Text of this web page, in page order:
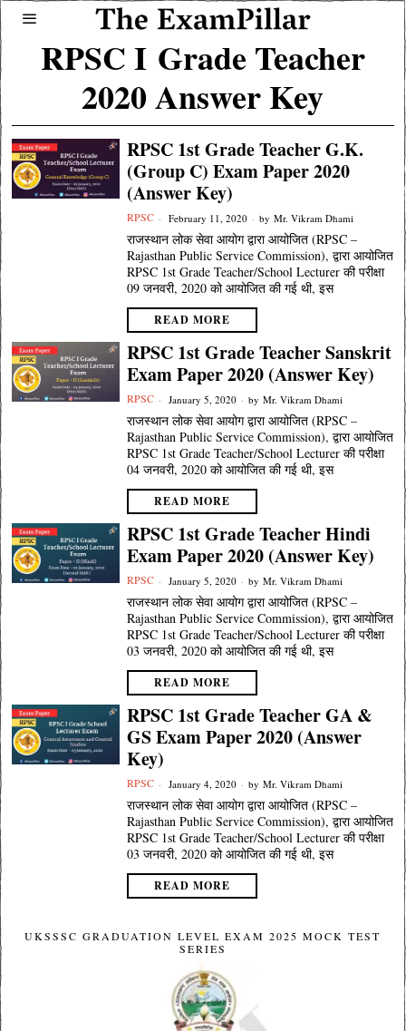
RPSC I Grade Teacher
2020 Answer Key
RPSC 1st Grade Teacher G.K.
(Group C) Exam Paper 2020
(Answer Key)
RPSC February 11, 2020 by Mr. Vikram Dhami
राजस्थान लोक सेवा आयोग द्वारा आयोजित (RPSC –
Rajasthan Public Service Commission), द्वारा आयोजित
RPSC 1st Grade Teacher/School Lecturer की परीक्षा
09 जनवरी, 2020 को आयोजित की गई थी, इस
READ MORE
RPSC 1st Grade Teacher Sanskrit
Exam Paper 2020 (Answer Key)
RPSC January 5, 2020 by Mr. Vikram Dhami
राजस्थान लोक सेवा आयोग द्वारा आयोजित (RPSC –
Rajasthan Public Service Commission), द्वारा आयोजित
RPSC 1st Grade Teacher/School Lecturer की परीक्षा
04 जनवरी, 2020 को आयोजित की गई थी, इस
READ MORE
RPSC 1st Grade Teacher Hindi
Exam Paper 2020 (Answer Key)
RPSC January 5, 2020 by Mr. Vikram Dhami
राजस्थान लोक सेवा आयोग द्वारा आयोजित (RPSC –
Rajasthan Public Service Commission), द्वारा आयोजित
RPSC 1st Grade Teacher/School Lecturer की परीक्षा
03 जनवरी, 2020 को आयोजित की गई थी, इस
READ MORE
RPSC 1st Grade Teacher GA &
GS Exam Paper 2020 (Answer
Key)
RPSC January 4, 2020 by Mr. Vikram Dhami
राजस्थान लोक सेवा आयोग द्वारा आयोजित (RPSC –
Rajasthan Public Service Commission), द्वारा आयोजित
RPSC 1st Grade Teacher/School Lecturer की परीक्षा
03 जनवरी, 2020 को आयोजित की गई थी, इस
READ MORE
UKSSSC GRADUATION LEVEL EXAM 2025 MOCK TEST
SERIES